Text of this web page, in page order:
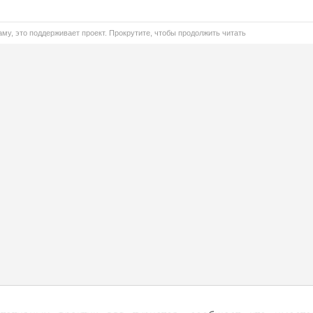
это поддерживает проект. Прокрутите, чтобы продолжить читать